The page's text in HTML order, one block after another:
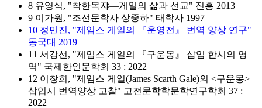
8 유영식, "착한목쟈―게일의 삶과 선교" 진흥 2013
9 이가원, "조선문학사 상중하" 태학사 1997
10 정민진, "제임스 게일의 『운영전』 번역 양상 연구"
동국대 2019
11 서강선, "제임스 게일의 『구운몽』 삽입 한시의 영
역" 국제한인문학회 33 : 2022
12 이창희, "제임스 게일(James Scarth Gale)의 <구운몽>
삽입시 번역양상 고찰" 고전문학학문학연구학회 37 :
2022